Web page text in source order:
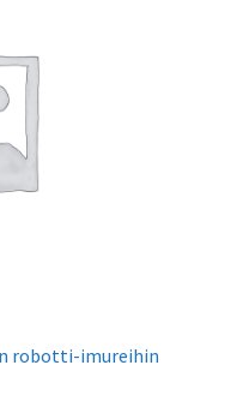
robotti-imureihin